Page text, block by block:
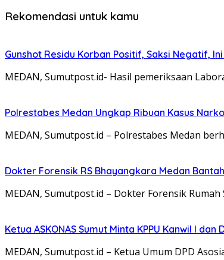
Rekomendasi untuk kamu
Gunshot Residu Korban Positif, Saksi Negatif,
MEDAN, Sumutpost.id- Hasil pemeriksaan
Polrestabes Medan Ungkap Ribuan Kasus
MEDAN, Sumutpost.id – Polrestabes Medan
Dokter Forensik RS Bhayangkara Medan
MEDAN, Sumutpost.id – Dokter Forensik
Ketua ASKONAS Sumut Minta KPPU Kanwil I
MEDAN, Sumutpost.id – Ketua Umum DPD